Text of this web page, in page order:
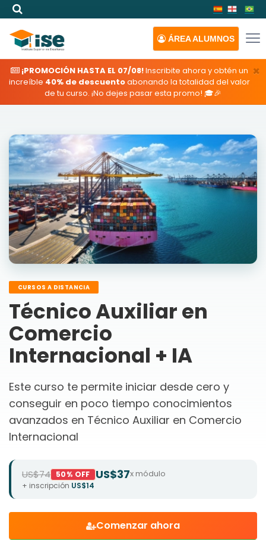
ÁREAALUMNOS
×
¡PROMOCIÓN HASTA EL 07/08!Inscribite ahora y obtén un
increíble 40% de descuentoabonando la totalidad del valor
de tu curso. ¡No dejes pasar esta promo! 🎓🎉
CURSOS A DISTANCIA
Técnico Auxiliar en
Comercio
Internacional + IA
Este curso te permite iniciar desde cero y
conseguir en poco tiempo conocimientos
avanzados en Técnico Auxiliar en Comercio
Internacional
US$74 50% OFF US$37x módulo
+ inscripción US$14
Comenzar ahora